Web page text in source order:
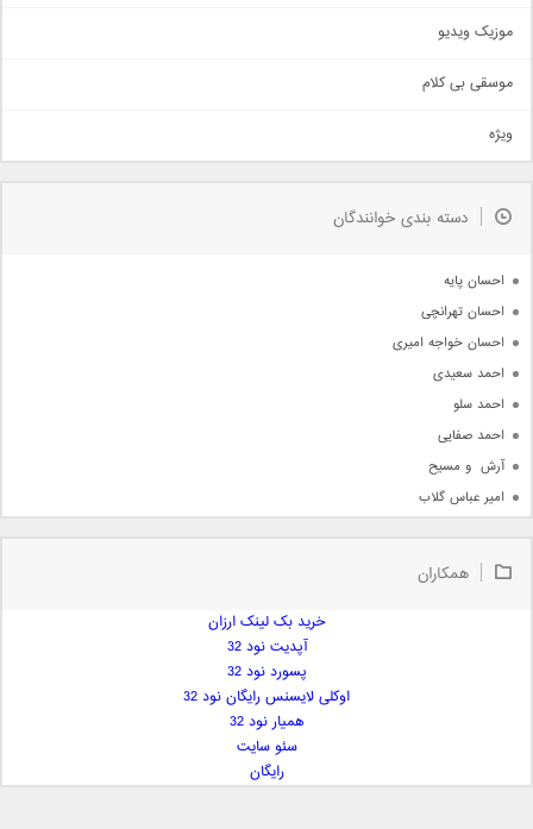
سنتی
اهنگ بندرعباسی
دمو
مذهبی
جدیدترین ها
موزیک ویدیو
موسقی بی کلام
ویژه
دسته بندی خوانندگان
احسان پایه
احسان تهرانچی
احسان خواجه امیری
احمد سعیدی
احمد سلو
احمد صفایی
آرش  و مسیح
امیر عباس گلاب
امیر علی
همکاران
خرید بک لینک ارزان
آپدیت نود 32
پسورد نود 32
اوکلی لایسنس رایگان نود 32
همیار نود 32
سئو سایت
رایگان